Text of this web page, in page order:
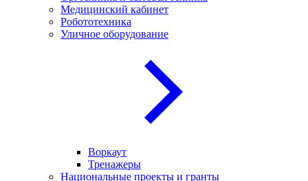
Медицинский кабинет
Робототехника
Уличное оборудование
Воркаут
Тренажеры
Национальные проекты и гранты